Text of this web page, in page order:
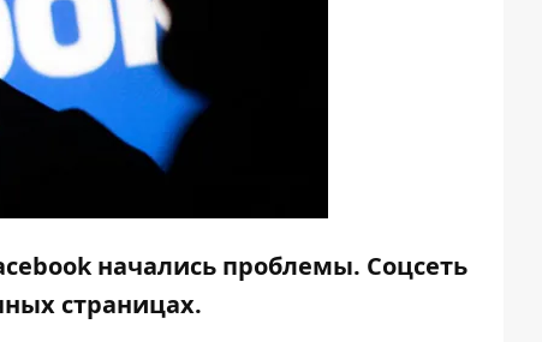
начались проблемы. Соцсеть
страницах.